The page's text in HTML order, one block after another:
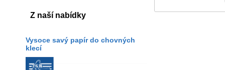
Z naší nabídky
Vysoce savý papír do chovných
klecí